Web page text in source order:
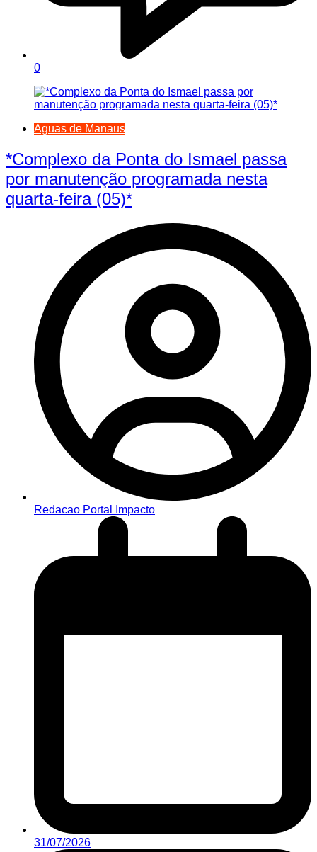
0
Águas de Manaus
*Complexo da Ponta do Ismael passa
por manutenção programada nesta
quarta-feira (05)*
Redacao Portal Impacto
31/07/2026